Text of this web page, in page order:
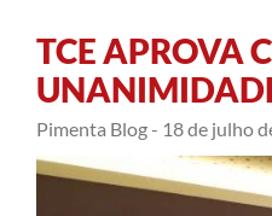
TCE APROVA
Pimenta Blog - 18 de julho